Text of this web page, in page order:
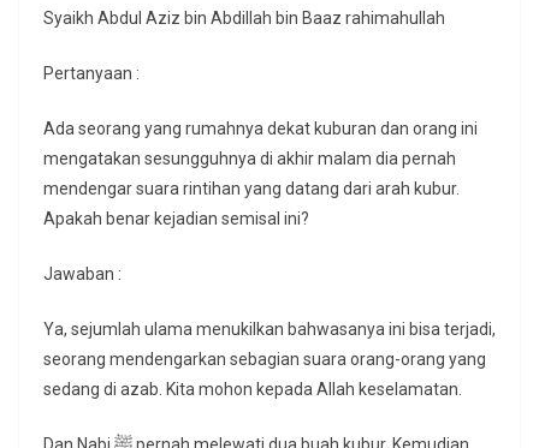
Syaikh Abdul Aziz bin Abdillah bin Baaz rahimahullah
Pertanyaan :
Ada seorang yang rumahnya dekat kuburan dan orang ini
mengatakan sesungguhnya di akhir malam dia pernah
mendengar suara rintihan yang datang dari arah kubur.
Apakah benar kejadian semisal ini?
Jawaban :
Ya, sejumlah ulama menukilkan bahwasanya ini bisa terjadi,
seorang mendengarkan sebagian suara orang-orang yang
sedang di azab. Kita mohon kepada Allah keselamatan.